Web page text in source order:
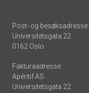
Post- og besøksadresse:
Universitetsgata 22
0162 Oslo
Fakturaadresse:
Apéritif AS
Universitetsgata 22